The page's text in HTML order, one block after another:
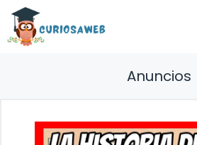
Saltar
contenido
Anuncios